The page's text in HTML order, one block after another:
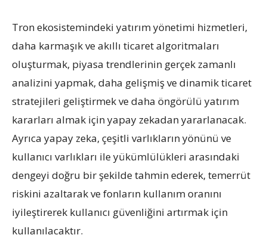
Tron ekosistemindeki yatırım yönetimi hizmetleri,
daha karmaşık ve akıllı ticaret algoritmaları
oluşturmak, piyasa trendlerinin gerçek zamanlı
analizini yapmak, daha gelişmiş ve dinamik ticaret
stratejileri geliştirmek ve daha öngörülü yatırım
kararları almak için yapay zekadan yararlanacak.
Ayrıca yapay zeka, çeşitli varlıkların yönünü ve
kullanıcı varlıkları ile yükümlülükleri arasındaki
dengeyi doğru bir şekilde tahmin ederek, temerrüt
riskini azaltarak ve fonların kullanım oranını
iyileştirerek kullanıcı güvenliğini artırmak için
kullanılacaktır.